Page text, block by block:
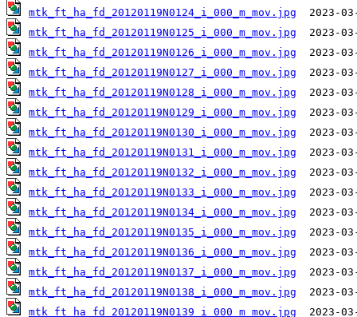
mtk_ft_ha_fd_20120119N0124_i_000_m_mov.jpg
mtk_ft_ha_fd_20120119N0125_i_000_m_mov.jpg
mtk_ft_ha_fd_20120119N0126_i_000_m_mov.jpg
mtk_ft_ha_fd_20120119N0127_i_000_m_mov.jpg
mtk_ft_ha_fd_20120119N0128_i_000_m_mov.jpg
mtk_ft_ha_fd_20120119N0129_i_000_m_mov.jpg
mtk_ft_ha_fd_20120119N0130_i_000_m_mov.jpg
mtk_ft_ha_fd_20120119N0131_i_000_m_mov.jpg
mtk_ft_ha_fd_20120119N0132_i_000_m_mov.jpg
mtk_ft_ha_fd_20120119N0133_i_000_m_mov.jpg
mtk_ft_ha_fd_20120119N0134_i_000_m_mov.jpg
mtk_ft_ha_fd_20120119N0135_i_000_m_mov.jpg
mtk_ft_ha_fd_20120119N0136_i_000_m_mov.jpg
mtk_ft_ha_fd_20120119N0137_i_000_m_mov.jpg
mtk_ft_ha_fd_20120119N0138_i_000_m_mov.jpg
mtk_ft_ha_fd_20120119N0139_i_000_m_mov.jpg